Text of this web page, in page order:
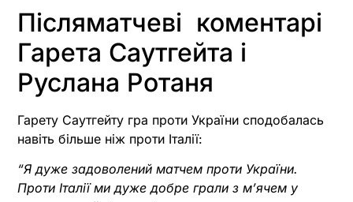
Післяматчеві коментарі
Гарета Саутгейта і
Руслана Ротаня
Гарету Саутгейту гра проти України сподобалась
навіть більше ніж проти Італії:
“Я дуже задоволений матчем проти України.
Проти Італії ми дуже добре грали з м’ячем у